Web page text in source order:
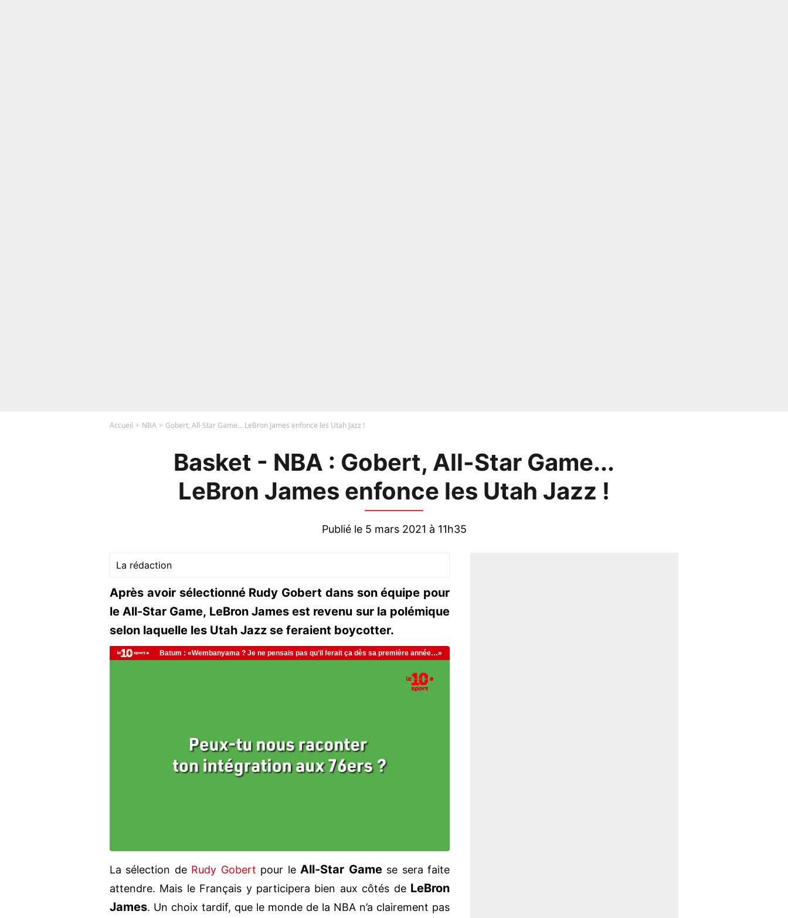
Accueil NBA Gobert, All-Star Game... LeBron James enfonce les Utah Jazz !
Basket - NBA : Gobert, All-Star Game...
LeBron James enfonce les Utah Jazz !
Publié le 5 mars 2021 à 11h35
La rédaction
Après avoir sélectionné Rudy Gobert dans son équipe pour
le All-Star Game, LeBron James est revenu sur la polémique
selon laquelle les Utah Jazz se feraient boycotter.
La sélection de Rudy Gobert pour leAll-Star Gamese sera faite
attendre. Mais le Français y participera bien aux côtés de LeBron
James. Un choix tardif, que le monde de la NBA n’a clairement pas